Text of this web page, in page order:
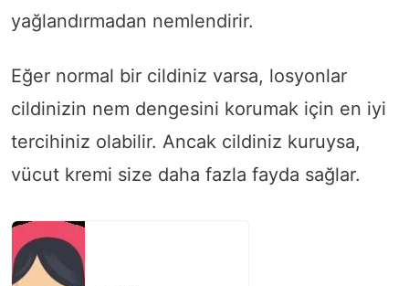
yağlandırmadan nemlendirir.
Eğer normal bir cildiniz varsa, losyonlar
cildinizin nem dengesini korumak için en iyi
tercihiniz olabilir. Ancak cildiniz kuruysa,
vücut kremi size daha fazla fayda sağlar.